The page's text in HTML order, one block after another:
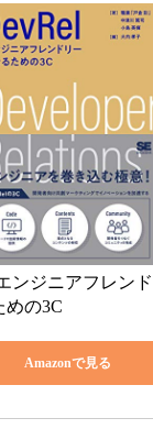
ンジニアフレン
めの3C
Amazonで見る